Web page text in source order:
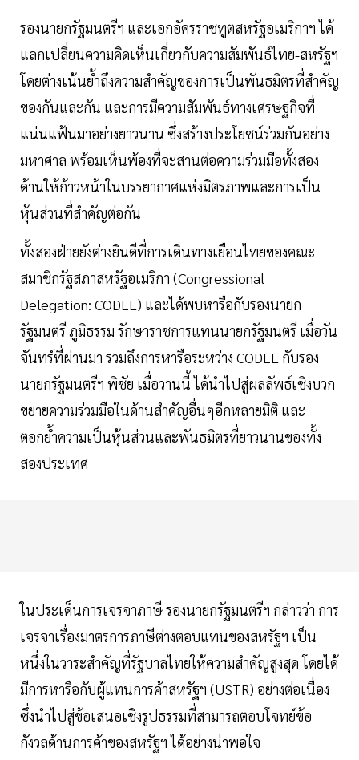
รองนายกรัฐมนตรีฯ และเอกอัครราชทูตสหรัฐอเมริกาฯ ได้
แลกเปลี่ยนความคิดเห็นเกี่ยวกับความสัมพันธ์ไทย-สหรัฐฯ
โดยต่างเน้นย้ำถึงความสำคัญของการเป็นพันธมิตรที่สำคัญ
ของกันและกัน และการมีความสัมพันธ์ทางเศรษฐกิจที่
แน่นแฟ้นมาอย่างยาวนาน ซึ่งสร้างประโยชน์ร่วมกันอย่าง
มหาศาล พร้อมเห็นพ้องที่จะสานต่อความร่วมมือทั้งสอง
ด้านให้ก้าวหน้าในบรรยากาศแห่งมิตรภาพและการเป็น
หุ้นส่วนที่สำคัญต่อกัน
ทั้งสองฝ่ายยังต่างยินดีที่การเดินทางเยือนไทยของคณะ
สมาชิกรัฐสภาสหรัฐอเมริกา (Congressional
Delegation: CODEL) และได้พบหารือกับรองนายก
รัฐมนตรี ภูมิธรรม รักษาราชการแทนนายกรัฐมนตรี เมื่อวัน
จันทร์ที่ผ่านมา รวมถึงการหารือระหว่าง CODEL กับรอง
นายกรัฐมนตรีฯ พิชัย เมื่อวานนี้ ได้นำไปสู่ผลลัพธ์เชิงบวก
ขยายความร่วมมือในด้านสำคัญอื่นๆอีกหลายมิติ และ
ตอกย้ำความเป็นหุ้นส่วนและพันธมิตรที่ยาวนานของทั้ง
สองประเทศ
ในประเด็นการเจรจาภาษี รองนายกรัฐมนตรีฯ กล่าวว่า การ
เจรจาเรื่องมาตรการภาษีต่างตอบแทนของสหรัฐฯ เป็น
หนึ่งในวาระสำคัญที่รัฐบาลไทยให้ความสำคัญสูงสุด โดยได้
มีการหารือกับผู้แทนการค้าสหรัฐฯ (USTR) อย่างต่อเนื่อง
ซึ่งนำไปสู่ข้อเสนอเชิงรูปธรรมที่สามารถตอบโจทย์ข้อ
กังวลด้านการค้าของสหรัฐฯ ได้อย่างน่าพอใจ